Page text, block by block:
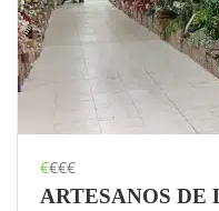
€€€€
ARTESANOS DE